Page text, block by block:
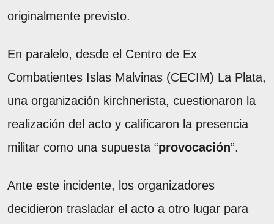
originalmente previsto.
En paralelo, desde el Centro de Ex
Combatientes Islas Malvinas (CECIM) La Plata,
una organización kirchnerista, cuestionaron la
realización del acto y calificaron la presencia
militar como una supuesta “provocación”.
Ante este incidente, los organizadores
decidieron trasladar el acto a otro lugar para